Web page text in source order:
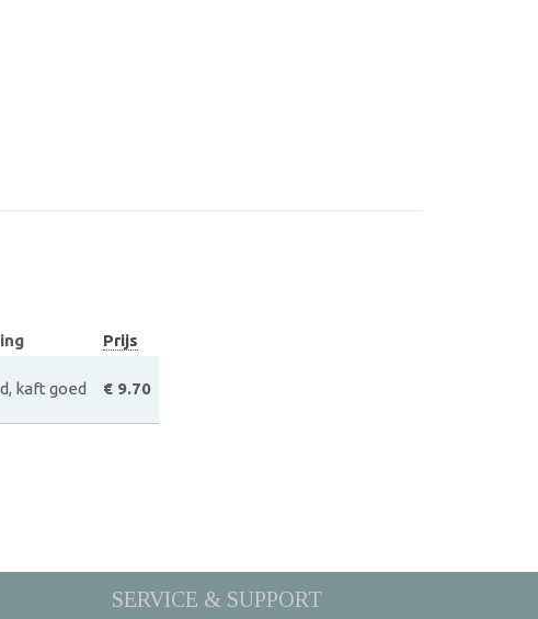
Prijs
kaft goed € 9.70
SERVICE & SUPPORT